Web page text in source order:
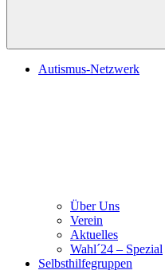
Autismus-Netzwerk
Über Uns
Verein
Aktuelles
Wahl´24 – Spezial
Selbsthilfegruppen